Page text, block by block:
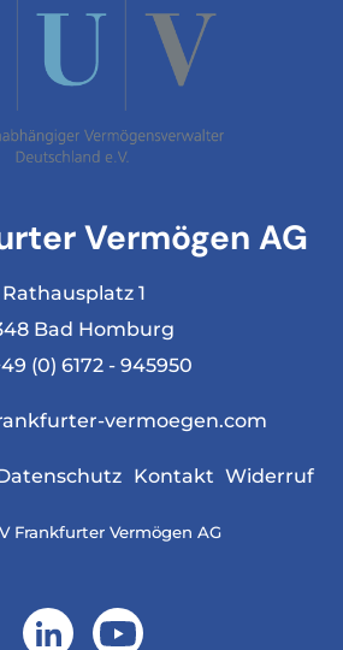
Vermögen AG
Rathausplatz 1
Bad Homburg
(0) 6172 - 945950
vermoegen.com
Kontakt Widerruf
Frankfurter Vermögen AG